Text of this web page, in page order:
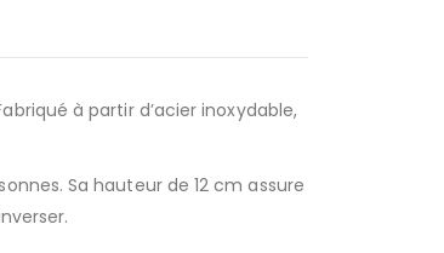
à partir d’acier inoxydable,
Sa hauteur de 12 cm assure